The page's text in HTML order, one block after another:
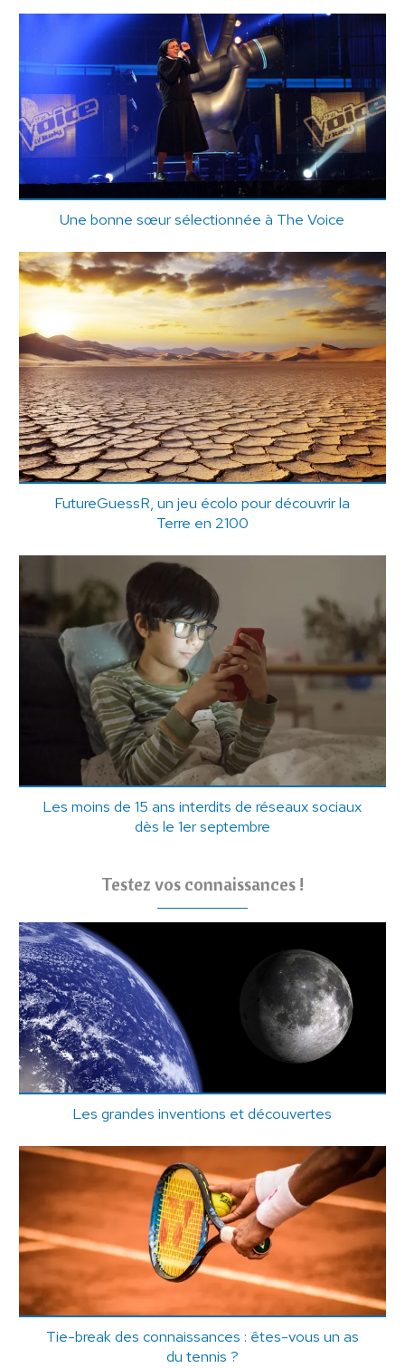
Une bonne sœur sélectionnée à The Voice
FutureGuessR, un jeu écolo pour découvrir la
Terre en 2100
Les moins de 15 ans interdits de réseaux sociaux
dès le 1er septembre
Testez vos connaissances !
Les grandes inventions et découvertes
Tie-break des connaissances : êtes-vous un as
du tennis ?